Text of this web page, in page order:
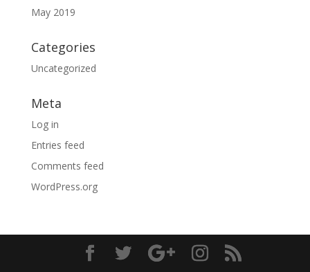
May 2019
Categories
Uncategorized
Meta
Log in
Entries feed
Comments feed
WordPress.org